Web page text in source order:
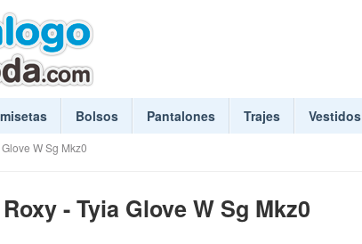
Bolsos Pantalones Trajes Vestidos
W Sg Mkz0
- Tyia Glove W Sg Mkz0